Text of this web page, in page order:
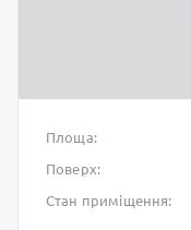
Площа:
Поверх:
Стан приміщення: